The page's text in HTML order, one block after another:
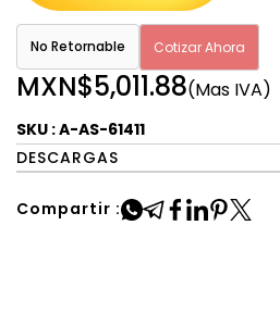
No Retornable Cotizar Ahora
MXN$5,011.88(Mas IVA)
SKU : A-AS-61411
DESCARGAS
Compartir :